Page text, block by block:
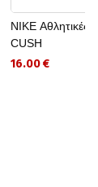
NIKE Αθλητικές
CUSH
16.00 €